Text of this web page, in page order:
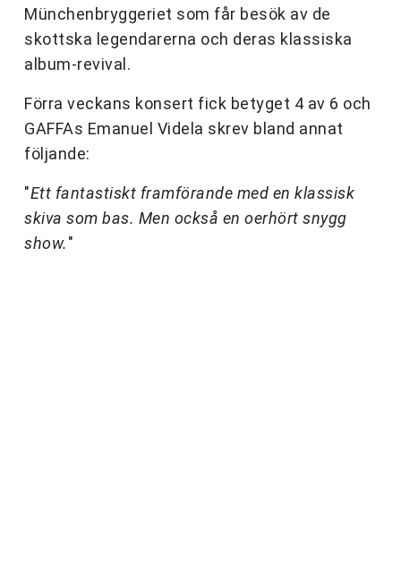
Münchenbryggeriet som får besök av de
skottska legendarerna och deras klassiska
album-revival.
Förra veckans konsert fick betyget 4 av 6 och
GAFFAs Emanuel Videla skrev bland annat
följande:
"Ett fantastiskt framförande med en klassisk
skiva som bas. Men också en oerhört snygg
show."